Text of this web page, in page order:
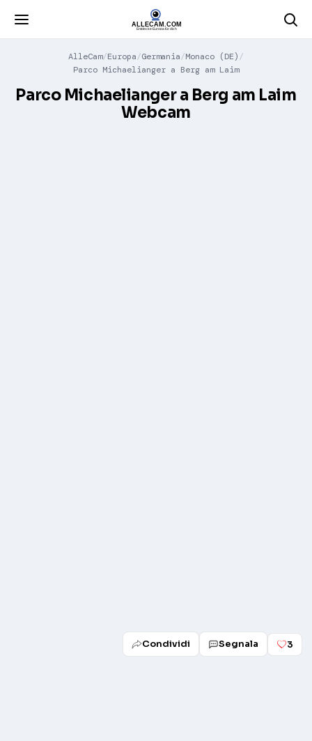
AlleCam Europa Germania Monaco (DE)
Parco Michaelianger a Berg am Laim
Parco Michaelianger a Berg am Laim
Webcam
Condividi Segnala 3